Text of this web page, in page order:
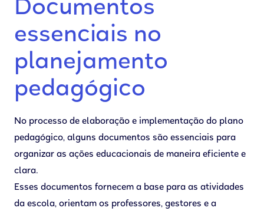
Documentos
essenciais no
planejamento
pedagógico
No processo de elaboração e implementação do plano
pedagógico, alguns documentos são essenciais para
organizar as ações educacionais de maneira eficiente e
clara.
Esses documentos fornecem a base para as atividades
da escola, orientam os professores, gestores e a